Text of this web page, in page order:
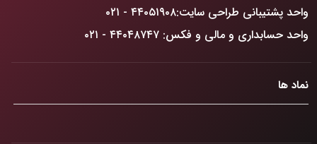
واحد پشتیبانی طراحی سایت:۴۴۰۵۱۹۰۸ - ۰۲۱
واحد حسابداری و مالی و فکس: ۴۴۰۴۸۷۴۷ - ۰۲۱
نماد ها